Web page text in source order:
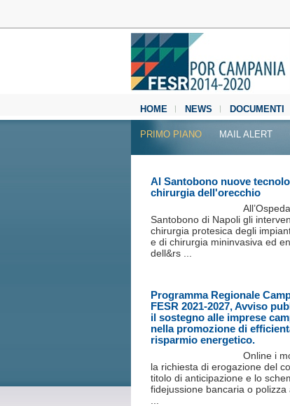
HOME NEWS DOCUMENTI
MEDIA CENTER
PRIMO PIANO MAIL ALERT
Al Santobono nuove
chirurgia dell'orecchio
Santobono di Napoli gli
chirurgia protesica degli
e di chirurgia mininvasiva ed
dell&rs ...
Programma Regionale
FESR 2021-2027, Avviso
il sostegno alle imprese
nella promozione di
risparmio energetico.
Online i
la richiesta di erogazione del
titolo di anticipazione e lo
fidejussione bancaria o polizza